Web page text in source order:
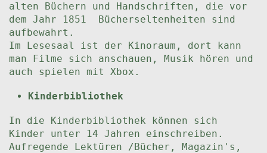
alten Büchern und Handschriften, die vor
dem Jahr 1851 Bücherseltenheiten sind
aufbewahrt.
Im Lesesaal ist der Kinoraum, dort kann
man Filme sich anschauen, Musik hören und
auch spielen mit Xbox.
Kinderbibliothek
In die Kinderbibliothek können sich
Kinder unter 14 Jahren einschreiben.
Aufregende Lektüren /Bücher, Magazin's,